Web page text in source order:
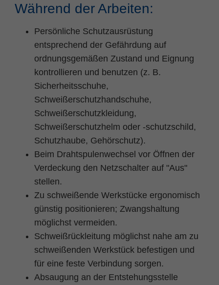
Während der Arbeiten:
Persönliche Schutzausrüstung
entsprechend der Gefährdung auf
ordnungsgemäßen Zustand und Eignung
kontrollieren und benutzen (z. B.
Sicherheitsschuhe,
Schweißerschutzhandschuhe,
Schweißerschutzkleidung,
Schweißerschutzhelm oder -schutzschild,
Schutzhaube, Gehörschutz).
Beim Drahtspulenwechsel vor Öffnen der
Verdeckung den Netzschalter auf "Aus"
stellen.
Zu schweißende Werkstücke ergonomisch
günstig positionieren; Zwangshaltung
möglichst vermeiden.
Schweißrückleitung möglichst nahe am zu
schweißenden Werkstück befestigen und
für eine feste Verbindung sorgen.
Absaugung an der Entstehungsstelle